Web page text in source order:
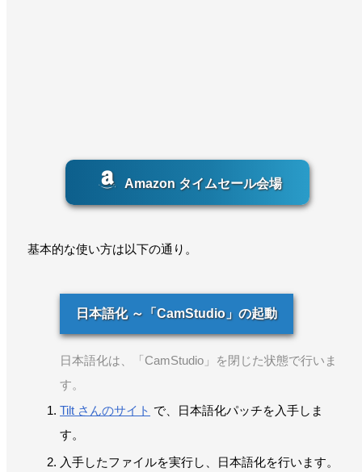
Amazon タイムセール会場
基本的な使い方は以下の通り。
日本語化 ～「CamStudio」の起動
日本語化は、「CamStudio」を閉じた状態で行いま
す。
Tilt さんのサイト で、日本語化パッチを入手しま
す。
入手したファイルを実行し、日本語化を行います。